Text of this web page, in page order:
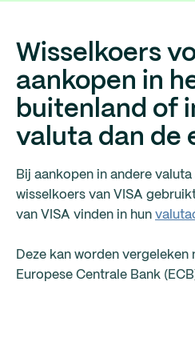
Wisselkoers
aankopen in
buitenland of
valuta dan de
Bij aankopen in andere
wisselkoers van VISA
van VISA vinden in hun
Deze kan worden vergeleken
Europese Centrale Bank